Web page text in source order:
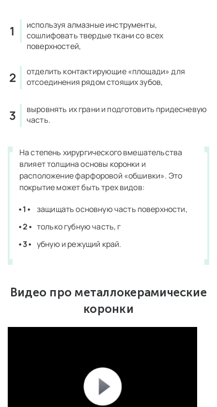
используя алмазные инструменты,
сошлифовать твердые ткани со всех
поверхностей,
отделить контактирующие «площади» для
отсоединения рядом стоящих зубов,
выровнять их грани и подготовить придесневую
часть.
На степень хирургического вмешательства
влияет толщина основы коронки и
расположение фарфоровой «обшивки». Это
покрытие может быть трех видов:
защищать основную часть поверхности,
только губную часть, г
убную и режущий край.
Видео про металлокерамические
коронки